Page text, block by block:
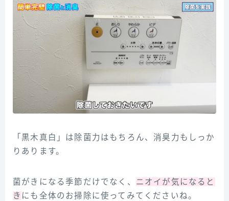
「黒木真白」は除菌力はもちろん、消臭力もしっか
りあります。
菌がきになる季節だけでなく、 ニオイが気になると
き にも全体のお掃除に使ってみてくださいね。